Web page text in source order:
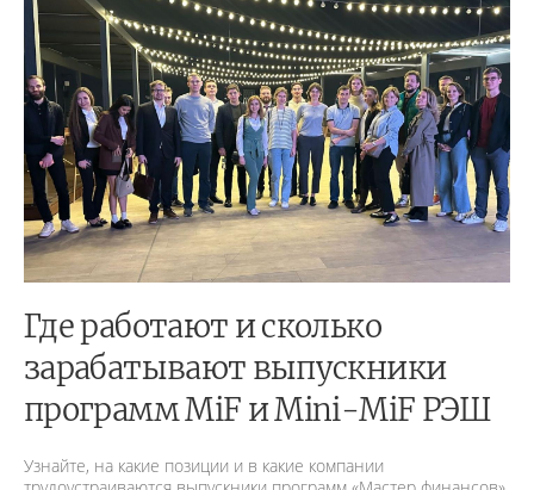
Где работают и сколько
зарабатывают выпускники
программ MiF и Mini-MiF РЭШ
Узнайте, на какие позиции и в какие компании